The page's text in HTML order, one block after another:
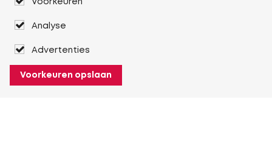
Voorkeuren
Analyse
Advertenties
Voorkeuren opslaan